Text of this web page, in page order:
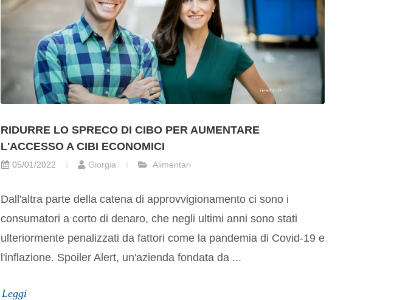
RIDURRE LO SPRECO DI CIBO PER AUMENTARE
L'ACCESSO A CIBI ECONOMICI
05/01/2022 Giorgia Alimentari
Dall'altra parte della catena di approvvigionamento ci sono i
consumatori a corto di denaro, che negli ultimi anni sono stati
ulteriormente penalizzati da fattori come la pandemia di Covid-19 e
l'inflazione. Spoiler Alert, un'azienda fondata da ...
Leggi